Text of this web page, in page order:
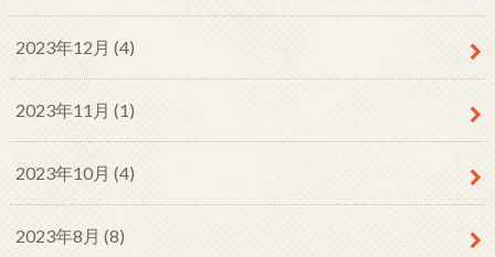
2023年12月 (4)
2023年11月 (1)
2023年10月 (4)
2023年8月 (8)